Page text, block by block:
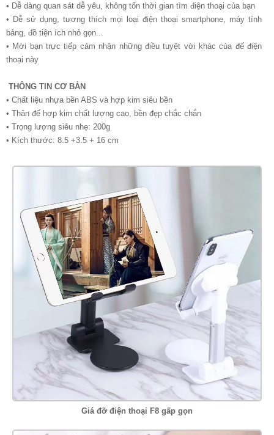
• Dễ dàng quan sát dễ yêu, không tốn thời gian tìm điện thoại của bạn
• Dễ sử dụng, tương thích mọi loại điện thoại smartphone, máy tính
bảng, đồ tiện ích nhỏ gọn...
• Mời bạn trực tiếp cảm nhận những điều tuyệt vời khác của đế điện
thoại này
THÔNG TIN CƠ BẢN
• Chất liệu nhựa bền ABS và hợp kim siêu bền
• Thân đế hợp kim chất lượng cao, bền đẹp chắc chắn
• Trọng lượng siêu nhẹ: 200g
• Kích thước: 8.5 +3.5 + 16 cm
Giá đỡ điện thoại F8 gấp gọn